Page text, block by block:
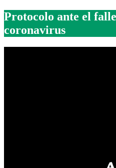
Protocolo ante el
coronavirus